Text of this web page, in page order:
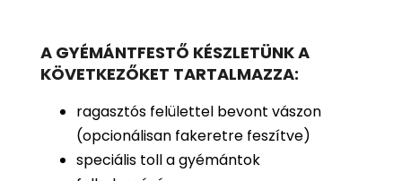
A GYÉMÁNTFESTŐ KÉSZLETÜNK A
KÖVETKEZŐKET TARTALMAZZA:
ragasztós felülettel bevont vászon
(opcionálisan fakeretre feszítve)
speciális toll a gyémántok